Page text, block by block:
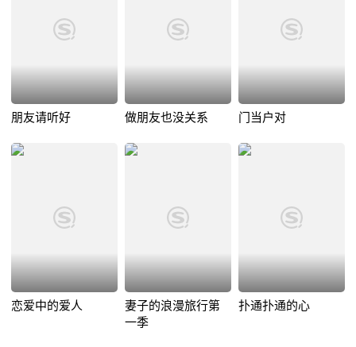
朋友请听好 做朋友也没关系 门当户对
恋爱中的爱人
妻子的浪漫旅行第
一季
扑通扑通的心